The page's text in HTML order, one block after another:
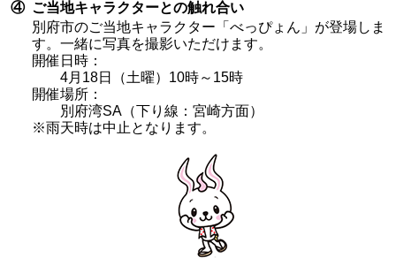
④ ご当地キャラクターとの触れ合い
別府市のご当地キャラクター「べっぴょん」が登場しま
す。一緒に写真を撮影いただけます。
開催日時：
4月18日（土曜）10時～15時
開催場所：
別府湾SA（下り線：宮崎方面）
※雨天時は中止となります。